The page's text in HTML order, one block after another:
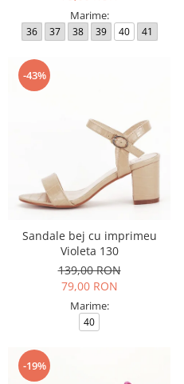
Marime:
36 37 38 39 40 41
-43%
Sandale bej cu imprimeu
Violeta 130
139,00 RON
79,00 RON
Marime:
40
-19%